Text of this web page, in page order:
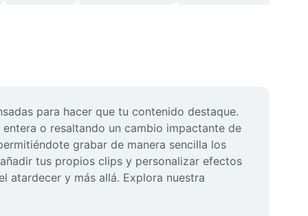
para hacer que tu contenido destaque.
o resaltando un cambio impactante de
grabar de manera sencilla los
tus propios clips y personalizar efectos
atardecer y más allá. Explora nuestra